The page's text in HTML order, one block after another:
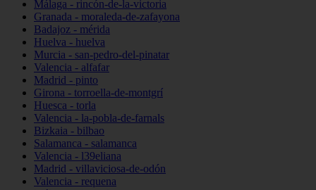
Málaga - rincón-de-la-victoria
Granada - moraleda-de-zafayona
Badajoz - mérida
Huelva - huelva
Murcia - san-pedro-del-pinatar
Valencia - alfafar
Madrid - pinto
Girona - torroella-de-montgrí
Huesca - torla
Valencia - la-pobla-de-farnals
Bizkaia - bilbao
Salamanca - salamanca
Valencia - l39eliana
Madrid - villaviciosa-de-odón
Valencia - requena